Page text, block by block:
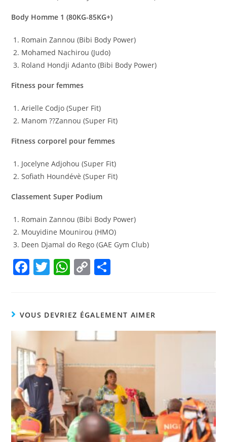
Body Homme 1 (80KG-85KG+)
Romain Zannou (Bibi Body Power)
Mohamed Nachirou (Judo)
Roland Hondji Adanto (Bibi Body Power)
Fitness pour femmes
Arielle Codjo (Super Fit)
Manom ??Zannou (Super Fit)
Fitness corporel pour femmes
Jocelyne Adjohou (Super Fit)
Sofiath Houndévè (Super Fit)
Classement Super Podium
Romain Zannou (Bibi Body Power)
Mouyidine Mounirou (HMO)
Deen Djamal do Rego (GAE Gym Club)
F
e
b
o
o
k
T
er
W
s
A
p
p
C
y
Li
n
k
g
er
VOUS DEVRIEZ ÉGALEMENT AIMER